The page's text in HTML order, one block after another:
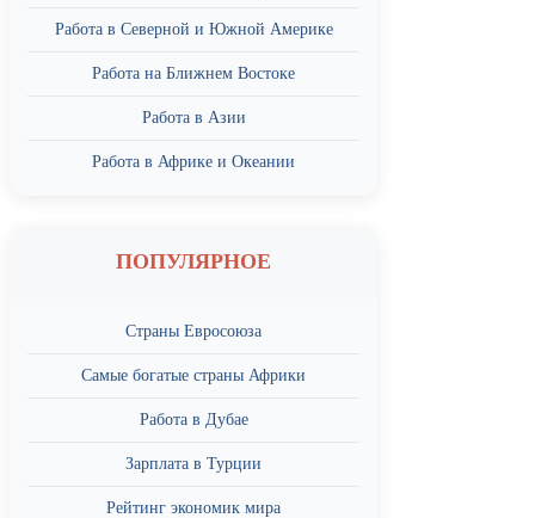
Работа в Северной и Южной Америке
Работа на Ближнем Востоке
Работа в Азии
Работа в Африке и Океании
ПОПУЛЯРНОЕ
Страны Евросоюза
Самые богатые страны Африки
Работа в Дубае
Зарплата в Турции
Рейтинг экономик мира